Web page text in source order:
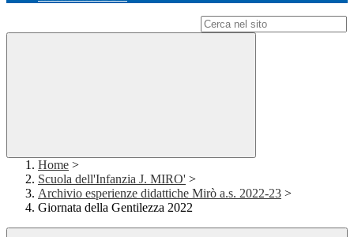
Home >
Scuola dell'Infanzia J. MIRO' >
Archivio esperienze didattiche Mirò a.s. 2022-23 >
Giornata della Gentilezza 2022